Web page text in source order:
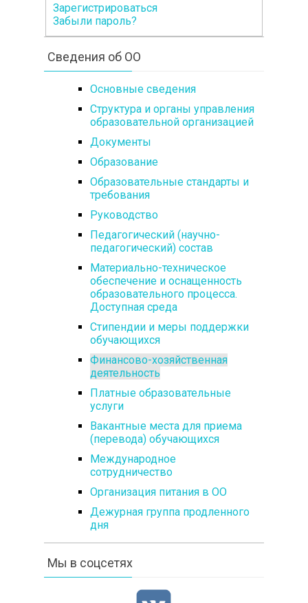
Зарегистрироваться
Забыли пароль?
Сведения об ОО
Основные сведения
Структура и органы управления
образовательной организацией
Документы
Образование
Образовательные стандарты и
требования
Руководство
Педагогический (научно-
педагогический) состав
Материально-техническое
обеспечение и оснащенность
образовательного процесса.
Доступная среда
Стипендии и меры поддержки
обучающихся
Финансово-хозяйственная
деятельность
Платные образовательные
услуги
Вакантные места для приема
(перевода) обучающихся
Международное
сотрудничество
Организация питания в ОО
Дежурная группа продленного
дня
Мы в соцсетях